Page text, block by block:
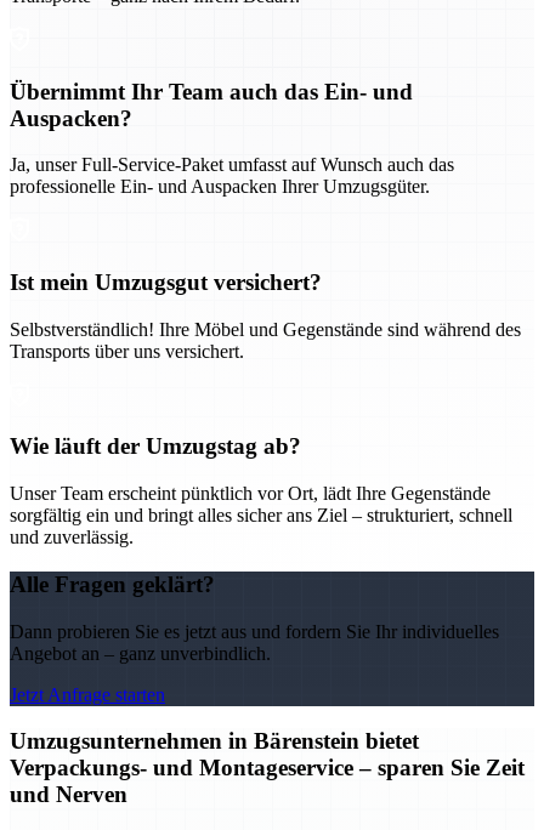
Übernimmt Ihr Team auch das Ein- und
Auspacken?
Ja, unser Full-Service-Paket umfasst auf Wunsch auch das
professionelle Ein- und Auspacken Ihrer Umzugsgüter.
Ist mein Umzugsgut versichert?
Selbstverständlich! Ihre Möbel und Gegenstände sind während des
Transports über uns versichert.
Wie läuft der Umzugstag ab?
Unser Team erscheint pünktlich vor Ort, lädt Ihre Gegenstände
sorgfältig ein und bringt alles sicher ans Ziel – strukturiert, schnell
und zuverlässig.
Alle Fragen geklärt?
Dann probieren Sie es jetzt aus und fordern Sie Ihr individuelles
Angebot an – ganz unverbindlich.
Jetzt Anfrage starten
Umzugsunternehmen in Bärenstein bietet
Verpackungs- und Montageservice – sparen Sie Zeit
und Nerven